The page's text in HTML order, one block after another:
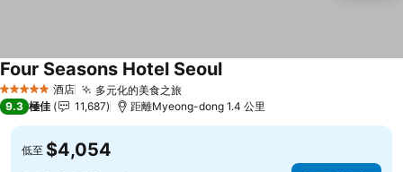
5 星級 酒店 多元化的美食之旅
Four Seasons Hotel Seoul
9.3 極佳 11,687 距離Myeong-dong 1.4 公里
低至 $4,054